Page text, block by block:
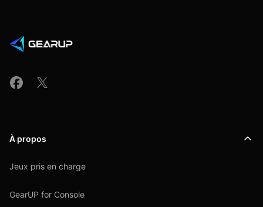
À propos
Jeux pris en charge
GearUP for Console